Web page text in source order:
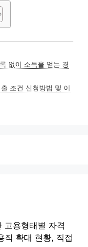
없이 소득을 얻는 경
조건 신청방법 및 이
고용형태별 자격
직 확대 현황, 직접